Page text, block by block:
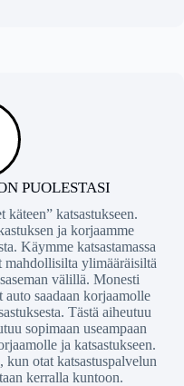
PUOLESTASI
katsastukseen.
ja korjaamme
Käymme katsastamassa
ylimääräisiltä
välillä. Monesti
auto saadaan korjaamolle
Tästä aiheutuu
sopimaan useampaan
ja katsastukseen.
kun otat katsastuspalvelun
kerralla kuntoon.